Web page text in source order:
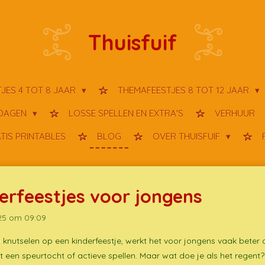
Thuisfuif
4 TOT 8 JAAR THEMAFEESTJES 8 TOT 12 JAAR
LOSSE SPELLEN EN EXTRA'S VERHUUR
PRINTABLES BLOG OVER THUISFUIF
voor jongens
om 09:09
op een kinderfeestje, werkt het voor jongens vaak beter
een speurtocht of actieve spellen. Maar wat doe je als het